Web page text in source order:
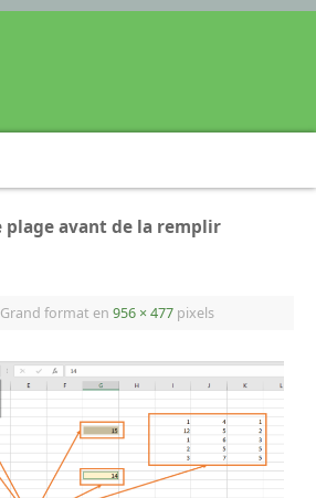
plage avant de la remplir
Grand format en 956 × 477 pixels